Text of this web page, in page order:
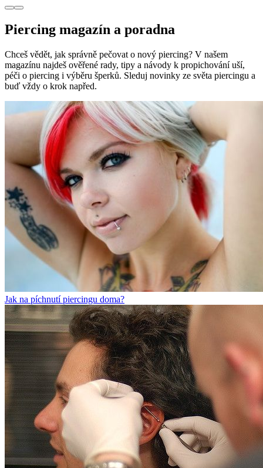
Piercing magazín a poradna
Chceš vědět, jak správně pečovat o nový piercing? V našem
magazínu najdeš ověřené rady, tipy a návody k propichování uší,
péči o piercing i výběru šperků. Sleduj novinky ze světa piercingu a
buď vždy o krok napřed.
Jak na píchnutí piercingu doma?